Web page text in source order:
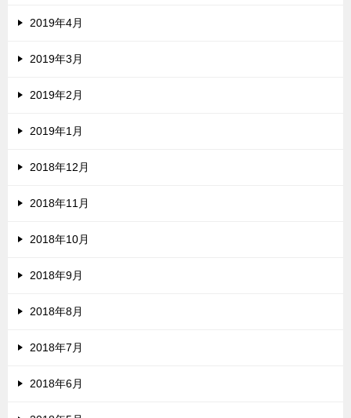
2019年4月
2019年3月
2019年2月
2019年1月
2018年12月
2018年11月
2018年10月
2018年9月
2018年8月
2018年7月
2018年6月